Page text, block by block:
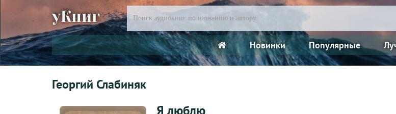
уКниг
Новинки Популярные
Георгий Слабиняк
Я люблю